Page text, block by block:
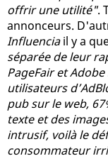
offrir une utilité".
annonceurs.
Influenciail y a
séparée de leur
PageFair et
utilisateurs
pub sur le web,
texte et des
intrusif, voilà le
consommateur